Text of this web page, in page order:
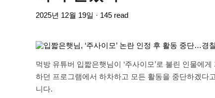
2025년 12월 19일 · 145 read
먹방 유튜버 입짧은햇님이 ‘주사이모’로 불린 인물에
하던 프로그램에서 하차하고 모든 활동을 중단하겠다
니다.